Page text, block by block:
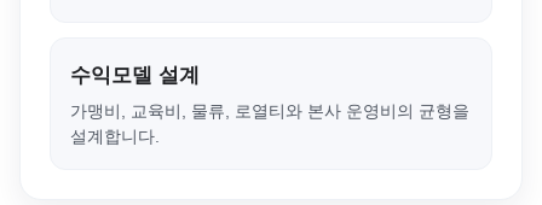
수익모델 설계
가맹비, 교육비, 물류, 로열티와 본사 운영비의 균형을
설계합니다.